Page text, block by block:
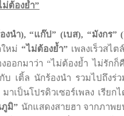
ม่ต้องย้ำ”
งนำ), “แก๊ป” (เบส), “มังกร”
หม่ “ไม่ต้องย้ำ” เพลงเร็วส
อกมาว่า “ไม่ต้องย้ำ ไม่รักก็
เติ้ล นักร้องนำ รวมไปถึงร่ว
มาเป็นโปรดิวเซอร์เพลง เรีย
มิ” นักแสดงสายฮา จากภาพ